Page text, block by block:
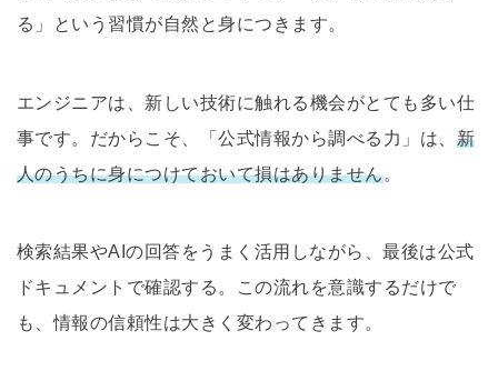
る」という習慣が自然と身につきます。
エンジニアは、新しい技術に触れる機会がとても多い仕
事です。だからこそ、「公式情報から調べる力」は、 新
人のうちに身につけておいて損はありません。
検索結果やAIの回答をうまく活用しながら、最後は公式
ドキュメントで確認する。この流れを意識するだけで
も、情報の信頼性は大きく変わってきます。